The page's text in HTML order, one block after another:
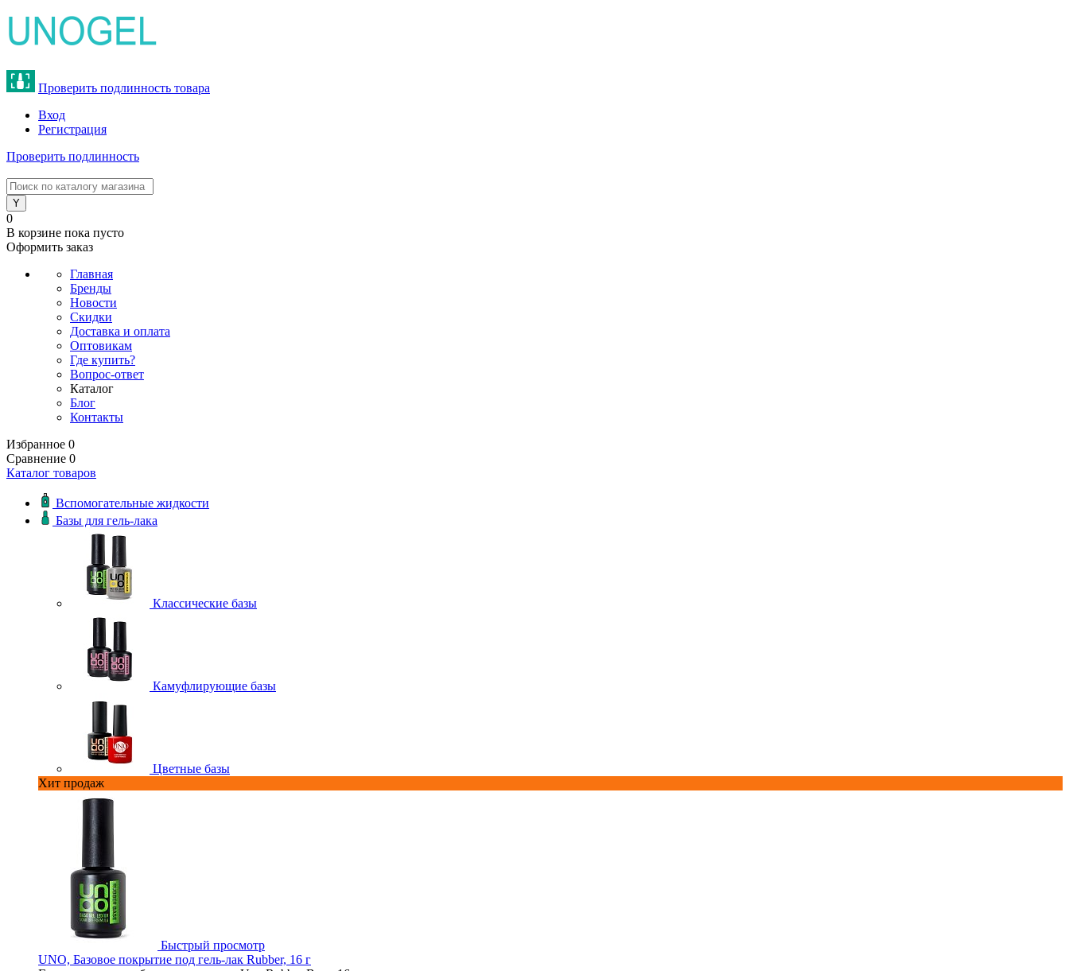
Проверить подлинность товара
Вход
Регистрация
Проверить подлинность
0
В корзине пока пусто
Оформить заказ
Главная
Бренды
Новости
Скидки
Доставка и оплата
Оптовикам
Где купить?
Вопрос-ответ
Каталог
Блог
Контакты
Избранное 0
Сравнение 0
Каталог товаров
Вспомогательные жидкости
Базы для гель-лака
Классические базы
Камуфлирующие базы
Цветные базы
Хит продаж
Быстрый просмотр
UNO, Базовое покрытие под гель-лак Rubber, 16 г